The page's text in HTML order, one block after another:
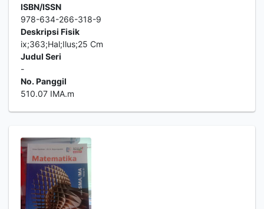
ISBN/ISSN
978-634-266-318-9
Deskripsi Fisik
ix;363;Hal;Ilus;25 Cm
Judul Seri
-
No. Panggil
510.07 IMA.m